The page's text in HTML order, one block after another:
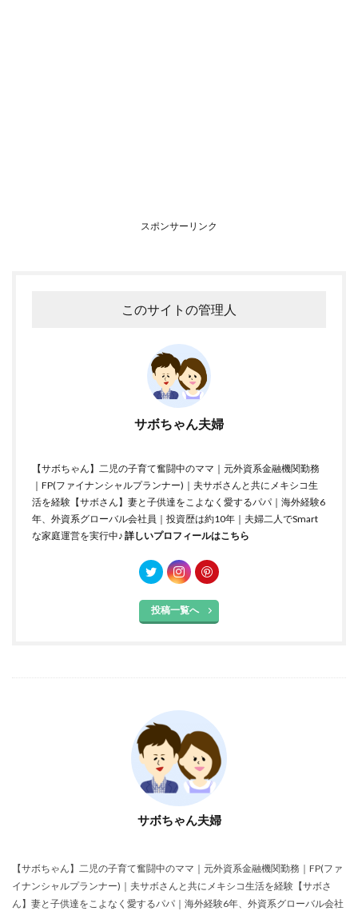
スポンサーリンク
このサイトの管理人
サボちゃん夫婦
【サボちゃん】二児の子育て奮闘中のママ｜元外資系金融機関勤務
｜FP(ファイナンシャルプランナー)｜夫サボさんと共にメキシコ生
活を経験【サボさん】妻と子供達をこよなく愛するパパ｜海外経験6
年、外資系グローバル会社員｜投資歴は約10年｜夫婦二人でSmart
な家庭運営を実行中♪ 詳しいプロフィールはこちら
投稿一覧へ
サボちゃん夫婦
【サボちゃん】二児の子育て奮闘中のママ｜元外資系金融機関勤務｜FP(ファ
イナンシャルプランナー)｜夫サボさんと共にメキシコ生活を経験【サボさ
ん】妻と子供達をこよなく愛するパパ｜海外経験6年、外資系グローバル会社